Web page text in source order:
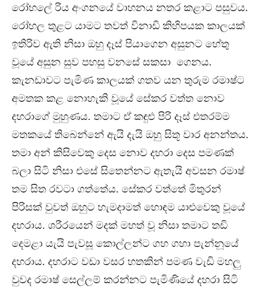
රෝහලේ රිය අංගනයේ වාහනය නතර කළාට පසුවය.
රෝහල තුළට යාමට තවත් විනාඩි කිහිපයක කාලයක්
ඉතිරිව ඇති නිසා ඔහු දෑස් පියාගෙන අසුනට හේතු
වූයේ අසුන සුව පහසු වනසේ සකසා ගෙනය.
කැනඩාවට පැමිණ කාලයක් ගතව යන තුරුම රමාෂ්ට
අමතක කළ නොහැකි වූයේ සේකර වත්ත නොව
දහරාගේ මුහුණය. තමාට ඒ කඳුළු පිරි දෑස් එතරම්ම
මතකයේ තිබෙන්නේ ඇයි දැයි ඔහු සිතූ වාර අනන්තය.
තමා අන් කිසිවෙකු දෙස නොව දහරා දෙස පමණක්
බලා සිටි නිසා එසේ සිතෙන්නට ඇතැයි අවසන රමාෂ්
තම සිත රවටා ගත්තේය. සේකර වත්තේ මිතුරන්
පිරිසක් වුවත් ඔහුට හැමදාමත් හොඳම යාළුවෙකු වූයේ
දහරාය. ශරීරයෙන් මදක් මහත් වූ නිසා තමාට තඩි
දෙමළා යැයි පැවසූ කොල්ලන්ට ගහ ගහා පැන්නූයේ
දහරාය. දහරාට වඩා වසර හතකින් පමණ වැඩි මහලු
වුවද රමාෂ් සෙල්ලම් කරන්නට පැමිණියේ දහරා සිටි